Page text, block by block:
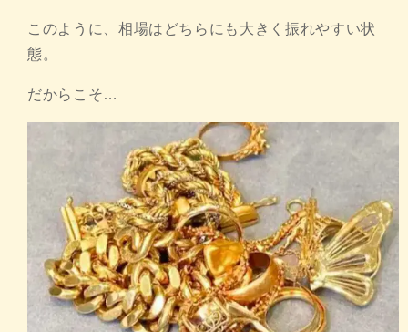
このように、相場はどちらにも大きく振れやすい状
態。
だからこそ…